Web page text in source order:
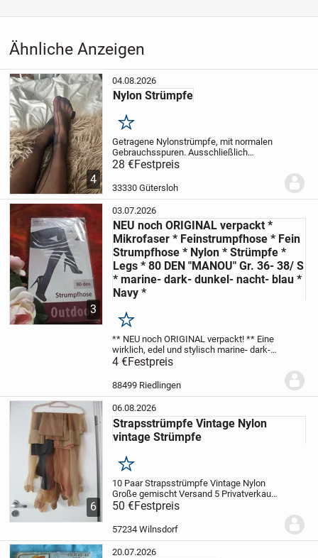
Ähnliche Anzeigen
4
04.08.2026
Nylon Strümpfe
Merken
Getragene Nylonstrümpfe, mit normalen
Gebrauchsspuren. Ausschließlich
Versand, KEINE ABHOLUNG! Zahlung per
Paypal möglich
28 €Festpreis
33330 Gütersloh
3
03.07.2026
NEU noch ORIGINAL verpackt *
Mikrofaser * Feinstrumpfhose * Fein
Strumpfhose * Nylon * Strümpfe *
Legs * 80 DEN "MANOU" Gr. 36- 38/ S
* marine- dark- dunkel- nacht- blau *
Navy *
Merken
** NEU noch ORIGINAL verpackt! ** Eine
wirklich, edel und stylisch marine- dark-
dunkel- nacht- blau * navy
FEINSTRUMPFHOSE * STRUMPFHOSE *
STRÜMPFE * LEGS
4 €Festpreis
88499 Riedlingen
6
06.08.2026
Strapsstrümpfe Vintage Nylon
vintage Strümpfe
Merken
10 Paar Strapsstrümpfe Vintage Nylon
Große gemischt Versand 5Privatverkauf
daher keine Garantie und Rücknahme
oder Umtausch Nichtraucherhaushalt
50 €Festpreis
57234 Wilnsdorf
20.07.2026
Damenkleidung›